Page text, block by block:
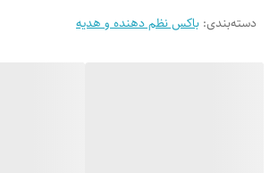
سفارش به‌منزله‌ی پذیرش این موارد و آگاهی از
دسته‌بندی: باکس نظم دهنده و هدیه